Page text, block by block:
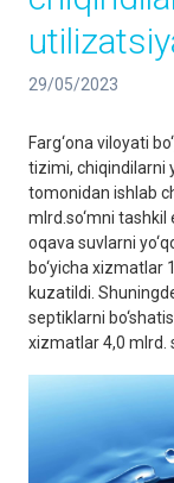
29/05/2023
Farg‘ona viloyati
tizimi, chiqindilarni
tomonidan ishlab
mlrd.so‘mni tashkil
oqava suvlarni
bo‘yicha xizmatlar
kuzatildi.
septiklarni
xizmatlar 4,0 mlrd.